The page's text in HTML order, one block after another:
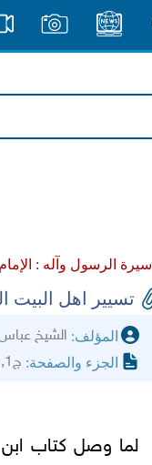
سيرة الرسول وآله :
تسيير اهل البيت
المؤلف: الشيخ
الجزء والصفحة: ج1, ص583-583-588.
لما وصل كتاب ابن